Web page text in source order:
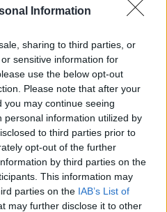
Information
sharing to third parties, or
sensitive information for
use the below opt-out
Please note that after your
may continue seeing
personal information utilized by
to third parties prior to
opt-out of the further
by third parties on the
This information may
parties on the IAB’s List of
may further disclose it to other